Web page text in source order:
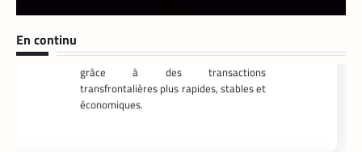
En continu
World au stablecoin PYUSD, PayPal
africain et accélérer l’inclusion financière
grâce à des transactions
transfrontalières plus rapides, stables et
économiques.